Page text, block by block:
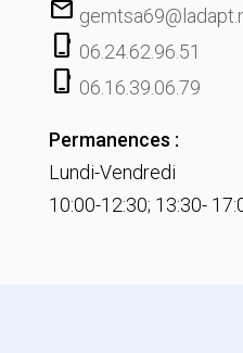
mail
phone_iphone 06.24.62.96.51
phone_iphone 06.16.39.06.79
Permanences :
Lundi-Vendredi
10:00-12:30; 13:30-